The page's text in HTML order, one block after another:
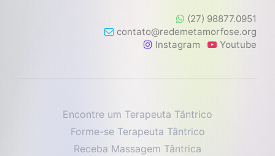
(27) 98877.0951
contato@redemetamorfose.org
Instagram
Youtube
Encontre um Terapeuta Tântrico
Forme-se Terapeuta Tântrico
Receba Massagem Tântrica